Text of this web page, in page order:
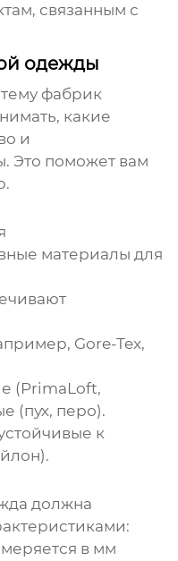
связанным с
одежды
фабрик
какие
и
Это поможет вам
материалы для
Gore-Tex,
(PrimaLoft,
(пух, перо).
к
должна
в мм